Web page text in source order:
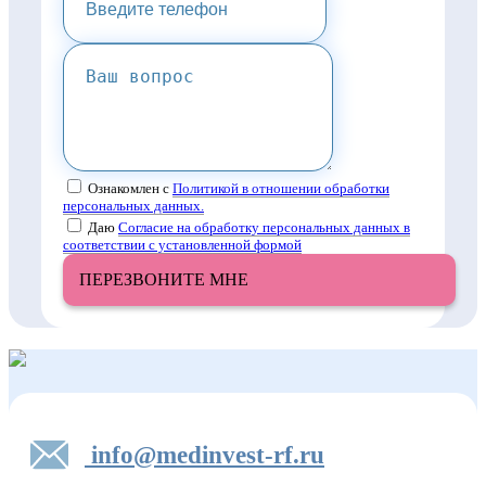
Ознакомлен с Политикой в отношении обработки
персональных данных.
Даю Согласие на обработку персональных данных в
соответствии с установленной формой
ПЕРЕЗВОНИТЕ МНЕ
info@medinvest-rf.ru